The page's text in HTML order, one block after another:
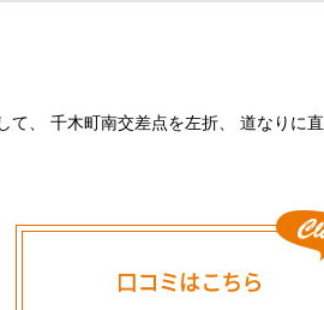
、 千木町南交差点を左折、 道なりに